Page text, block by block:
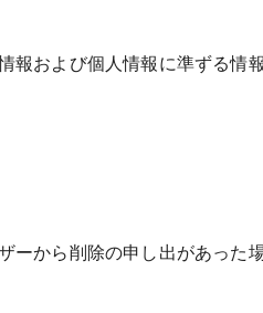
報および個人情報に準ずる
ーから削除の申し出があった